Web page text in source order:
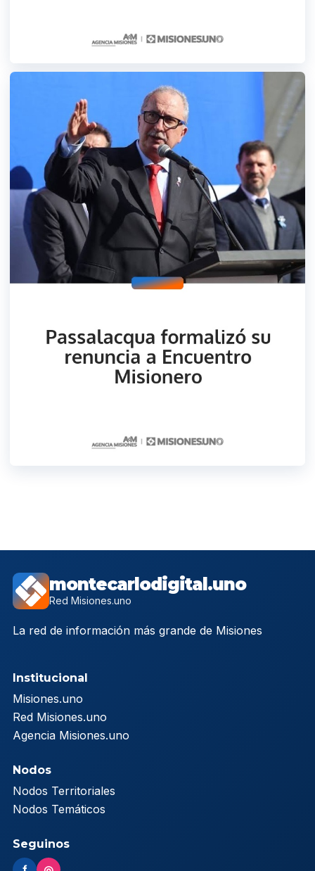
montecarlodigital.uno
Red Misiones.uno
La red de información más grande de Misiones
Institucional
Misiones.uno
Red Misiones.uno
Agencia Misiones.uno
Nodos
Nodos Territoriales
Nodos Temáticos
Seguinos